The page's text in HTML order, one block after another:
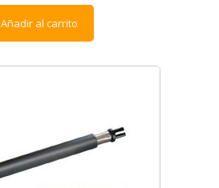
Añadir al carrito